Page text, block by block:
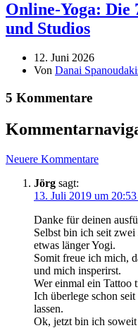
Online-Yoga: Die
und Studios
12. Juni 2026
Von Danai
5 Kommentare
Neuere Kommentare
Jörg sagt:
13. Juli 2019 um
Danke für deinen
Selbst bin ich seit zwei
etwas länger Yogi.
Somit freue ich mich,
und mich insperirst.
Wer einmal ein Tattoo
Ich überlege schon
lassen.
Ok, jetzt bin ich